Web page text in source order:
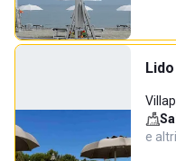
e altri